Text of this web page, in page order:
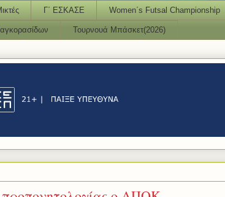
Γ΄ ΕΣΚΑΣΕ Women΄s Futsal Championship
Τουρνουά Μπάσκετ(2026)